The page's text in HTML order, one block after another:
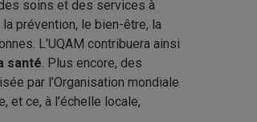
soins et des services à
prévention, le bien-être, la
L’UQAM contribuera ainsi
santé. Plus encore, des
par l’Organisation mondiale
et ce, à l’échelle locale,